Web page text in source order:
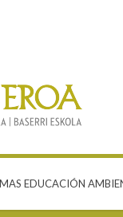
EDUCACIÓN